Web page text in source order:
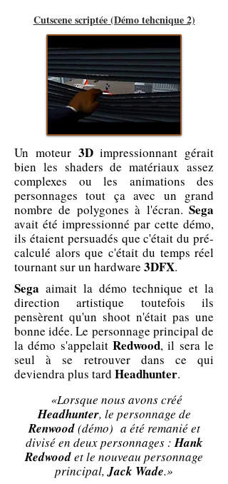
Cutscene scriptée (Démo tehcnique 2)
Un moteur 3Dimpressionnant gérait
bien les shaders de matériaux assez
complexes ou les animations des
personnages tout ça avec un grand
nombre de polygones à l'écran. Sega
avait été impressionné par cette démo,
ils étaient persuadés que c'était du pré-
calculé alors que c'était du temps réel
tournant sur un hardware 3DFX.
Sega aimait la démo technique et la
direction artistique toutefois ils
pensèrent qu'un shoot n'était pas une
bonne idée. Le personnage principal de
la démo s'appelait Redwood, il sera le
seul à se retrouver dans ce qui
deviendra plus tard Headhunter.
«Lorsque nous avons créé
Headhunter, le personnage de
Renwood(démo) a été remanié et
divisé en deux personnages :Hank
Redwoodet le nouveau personnage
principal,Jack Wade.»